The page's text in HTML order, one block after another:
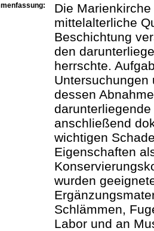
Die
mittelalterliche
Beschichtung
den
herrschte.
Untersuchungen
dessen
anschließend
wichtigen
Eigenschaften
wurden
Schlämmen,
Labor und an